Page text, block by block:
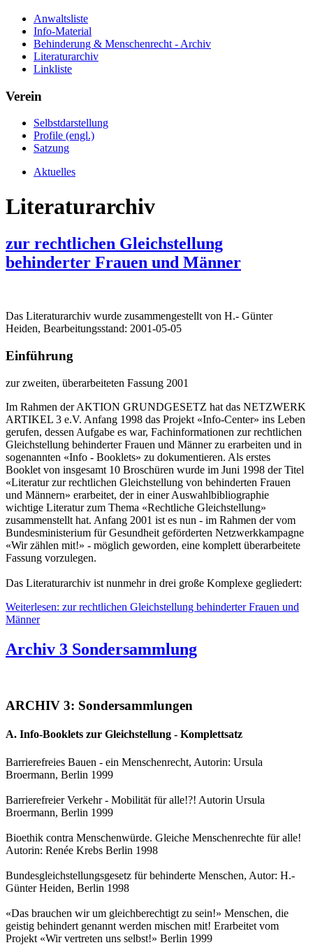
Anwaltsliste
Info-Material
Behinderung & Menschenrecht - Archiv
Literaturarchiv
Linkliste
Verein
Selbstdarstellung
Profile (engl.)
Satzung
Aktuelles
Literaturarchiv
zur rechtlichen Gleichstellung
behinderter Frauen und Männer
Das Literaturarchiv wurde zusammengestellt von H.- Günter
Heiden, Bearbeitungsstand: 2001-05-05
Einführung
zur zweiten, überarbeiteten Fassung 2001
Im Rahmen der AKTION GRUNDGESETZ hat das NETZWERK
ARTIKEL 3 e.V. Anfang 1998 das Projekt «Info-Center» ins Leben
gerufen, dessen Aufgabe es war, Fachinformationen zur rechtlichen
Gleichstellung behinderter Frauen und Männer zu erarbeiten und in
sogenannten «Info - Booklets» zu dokumentieren. Als erstes
Booklet von insgesamt 10 Broschüren wurde im Juni 1998 der Titel
«Literatur zur rechtlichen Gleichstellung von behinderten Frauen
und Männern» erarbeitet, der in einer Auswahlbibliographie
wichtige Literatur zum Thema «Rechtliche Gleichstellung»
zusammenstellt hat. Anfang 2001 ist es nun - im Rahmen der vom
Bundesministerium für Gesundheit geförderten Netzwerkkampagne
«Wir zählen mit!» - möglich geworden, eine komplett überarbeitete
Fassung vorzulegen.
Das Literaturarchiv ist nunmehr in drei große Komplexe gegliedert:
Weiterlesen: zur rechtlichen Gleichstellung behinderter Frauen und
Männer
Archiv 3 Sondersammlung
ARCHIV 3: Sondersammlungen
A. Info-Booklets zur Gleichstellung - Komplettsatz
Barrierefreies Bauen - ein Menschenrecht, Autorin: Ursula
Broermann, Berlin 1999
Barrierefreier Verkehr - Mobilität für alle!?! Autorin Ursula
Broermann, Berlin 1999
Bioethik contra Menschenwürde. Gleiche Menschenrechte für alle!
Autorin: Renée Krebs Berlin 1998
Bundesgleichstellungsgesetz für behinderte Menschen, Autor: H.-
Günter Heiden, Berlin 1998
«Das brauchen wir um gleichberechtigt zu sein!» Menschen, die
geistig behindert genannt werden mischen mit! Erarbeitet vom
Projekt «Wir vertreten uns selbst!» Berlin 1999